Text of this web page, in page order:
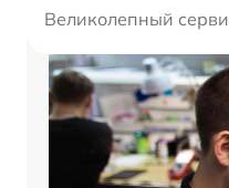
Великолепный